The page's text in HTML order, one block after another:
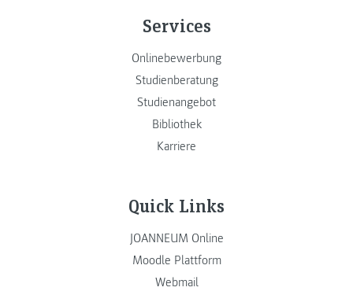
Services
Onlinebewerbung
Studienberatung
Studienangebot
Bibliothek
Karriere
Quick Links
JOANNEUM Online
Moodle Plattform
Webmail